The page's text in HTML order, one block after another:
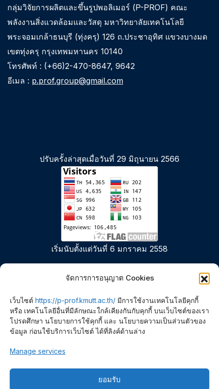
จัดการการอนุญาต Cookies
เว็บไซต์ https://p-prof.kmutt.ac.th/ มีการใช้งานเทคโนโลยีคุกกี้
หรือ เทคโนโลยีอื่นที่มีลักษณะใกล้เคียงกันกับคุกกี้ บนเว็บไซต์ของเรา
โปรดศึกษา นโยบายการใช้คุกกี้ และ นโยบายความเป็นส่วนตัวของ
ข้อมูล ก่อนใช้บริการเว็บไซต์ ได้ที่ลิงค์ด้านล่าง
Manage services
ยอมรับ
กลุ่มวิจัยการผลิตและขึ้นรูปพอลิเมอร์ (P-PROF) คณะ
พลังงานสิ่งแวดล้อมและวัสดุ มหาวิทยาลัยเทคโนโลยี
พระจอมเกล้าธนบุรี (ทุ่งครุ) 126 ถ.ประชาอุทิศ แขวงบางมด
เขตทุ่งครุ กรุงเทพมหานคร 10140
โทรศัพท์ : (+66)2-470-8647, 9642
อีเมล : p.prof.group@gmail.com
ปรับครั้งล่าสุดเมื่อวันที่ 29 มิถุนายน 2566
เริ่มนับตั้งแต่วันที่ 6 มกราคม 2558
Polymer PROcessing and
Flow (P-PROF) Research